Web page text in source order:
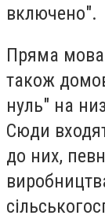
включено".
Пряма
також
нуль" на
Сюди
до них,